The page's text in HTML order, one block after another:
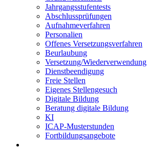
Jahrgangsstufentests
Abschlussprüfungen
Aufnahmeverfahren
Personalien
Offenes Versetzungsverfahren
Beurlaubung
Versetzung/Wiederverwendung
Dienstbeendigung
Freie Stellen
Eigenes Stellengesuch
Digitale Bildung
Beratung digitale Bildung
KI
ICAP-Musterstunden
Fortbildungsangebote